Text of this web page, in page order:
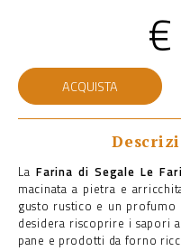
€
Farina
di
Segale
quantità
ACQUISTA
LaFarina di Segale Le
macinata a pietra e
gusto rustico e un
desidera riscoprire i sapori
pane e prodotti da forno